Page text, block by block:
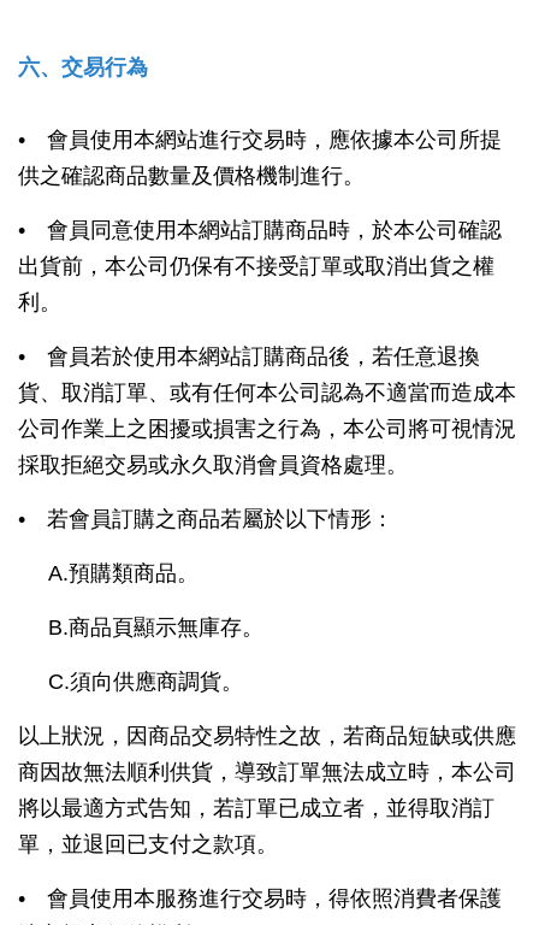
六、交易行為
• 會員使用本網站進行交易時，應依據本公司所提
供之確認商品數量及價格機制進行。
• 會員同意使用本網站訂購商品時，於本公司確認
出貨前，本公司仍保有不接受訂單或取消出貨之權
利。
• 會員若於使用本網站訂購商品後，若任意退換
貨、取消訂單、或有任何本公司認為不適當而造成本
公司作業上之困擾或損害之行為，本公司將可視情況
採取拒絕交易或永久取消會員資格處理。
• 若會員訂購之商品若屬於以下情形：
A.預購類商品。
B.商品頁顯示無庫存。
C.須向供應商調貨。
以上狀況，因商品交易特性之故，若商品短缺或供應
商因故無法順利供貨，導致訂單無法成立時，本公司
將以最適方式告知，若訂單已成立者，並得取消訂
單，並退回已支付之款項。
• 會員使用本服務進行交易時，得依照消費者保護